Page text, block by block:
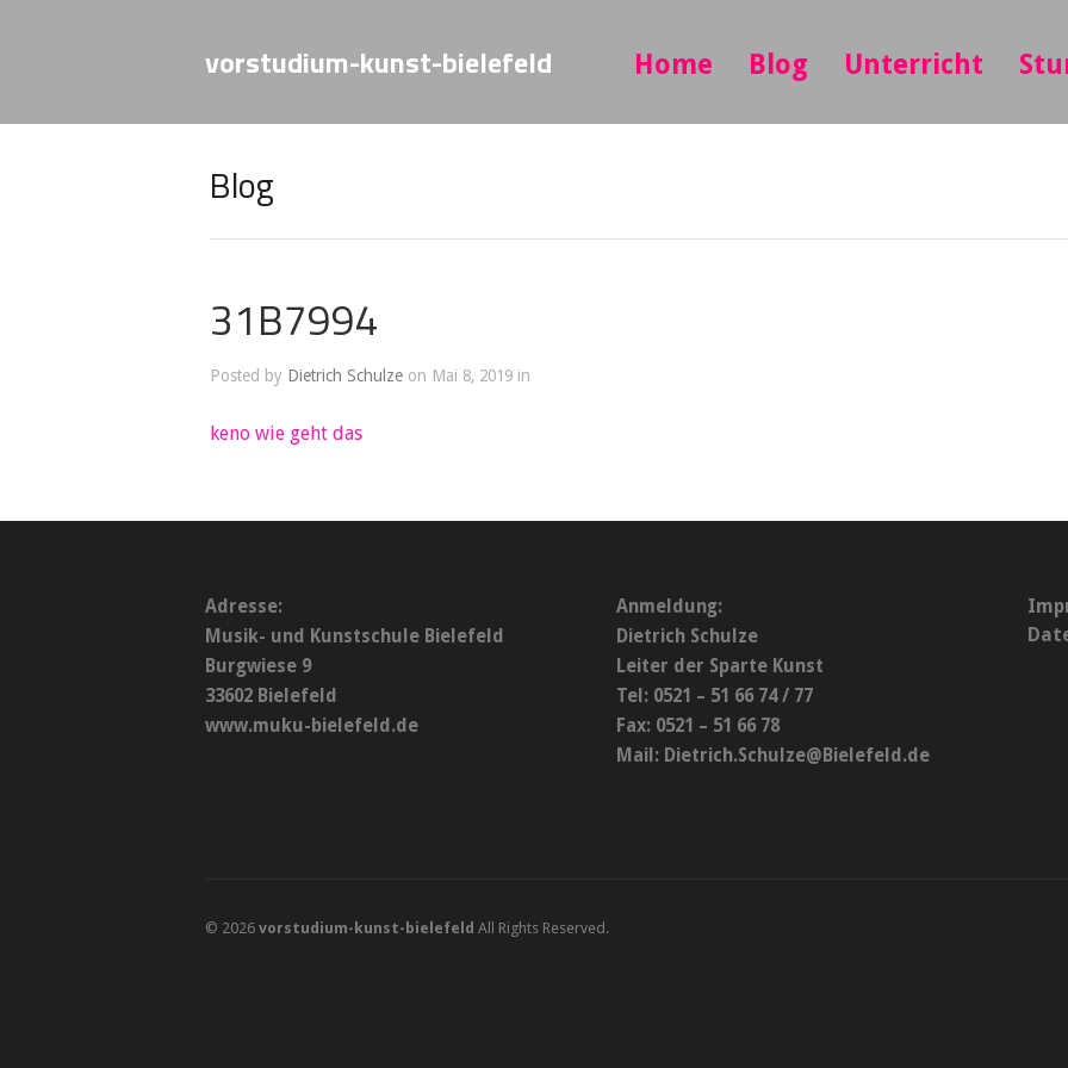
vorstudium-kunst-bielefeld Home Blog Unterricht
Blog
31B7994
Posted by Dietrich Schulze on Mai 8, 2019 in
keno wie geht das
Adresse:
Musik- und Kunstschule Bielefeld
Burgwiese 9
33602 Bielefeld
www.muku-bielefeld.de
Anmeldung:
Dietrich Schulze
Leiter der Sparte Kunst
Tel: 0521 – 51 66 74 / 77
Fax: 0521 – 51 66 78
Mail: Dietrich.Schulze@Bielefeld.de
© 2026 vorstudium-kunst-bielefeld All Rights Reserved.